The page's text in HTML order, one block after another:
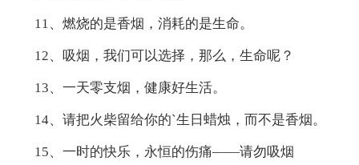
11、燃烧的是香烟，消耗的是生命。
12、吸烟，我们可以选择，那么，生命呢？
13、一天零支烟，健康好生活。
14、请把火柴留给你的`生日蜡烛，而不是香烟。
15、一时的快乐，永恒的伤痛——请勿吸烟